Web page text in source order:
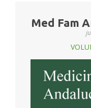
Med Fam